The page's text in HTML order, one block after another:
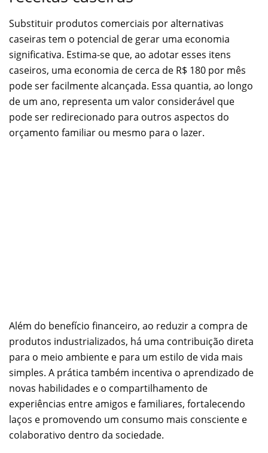
Substituir produtos comerciais por alternativas
caseiras tem o potencial de gerar uma economia
significativa. Estima-se que, ao adotar esses itens
caseiros, uma economia de cerca de R$ 180 por mês
pode ser facilmente alcançada. Essa quantia, ao longo
de um ano, representa um valor considerável que
pode ser redirecionado para outros aspectos do
orçamento familiar ou mesmo para o lazer.
Além do benefício financeiro, ao reduzir a compra de
produtos industrializados, há uma contribuição direta
para o meio ambiente e para um estilo de vida mais
simples. A prática também incentiva o aprendizado de
novas habilidades e o compartilhamento de
experiências entre amigos e familiares, fortalecendo
laços e promovendo um consumo mais consciente e
colaborativo dentro da sociedade.